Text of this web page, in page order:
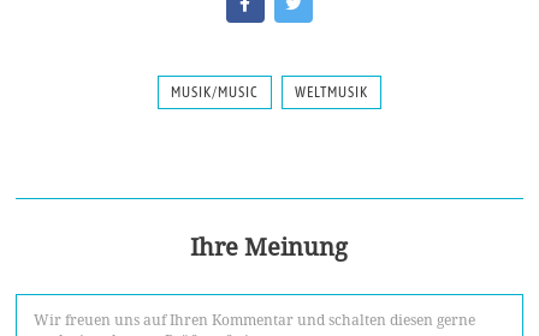
MUSIK/MUSIC WELTMUSIK
Ihre Meinung